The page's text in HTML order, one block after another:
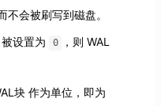
会被刷写到磁盘。
被设置为 0
，则 WAL
块 作为单位，即为